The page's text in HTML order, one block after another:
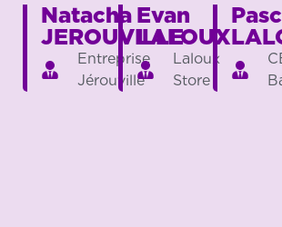
Natacha
JEROUVILLE
Entreprise
Jérouville
Evan
LALOUX
Laloux
Store